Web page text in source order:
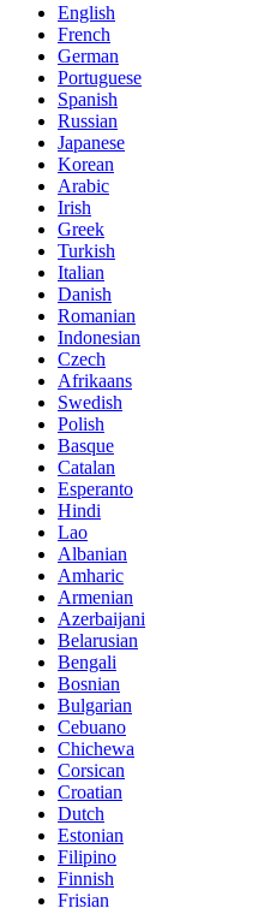
English
French
German
Portuguese
Spanish
Russian
Japanese
Korean
Arabic
Irish
Greek
Turkish
Italian
Danish
Romanian
Indonesian
Czech
Afrikaans
Swedish
Polish
Basque
Catalan
Esperanto
Hindi
Lao
Albanian
Amharic
Armenian
Azerbaijani
Belarusian
Bengali
Bosnian
Bulgarian
Cebuano
Chichewa
Corsican
Croatian
Dutch
Estonian
Filipino
Finnish
Frisian